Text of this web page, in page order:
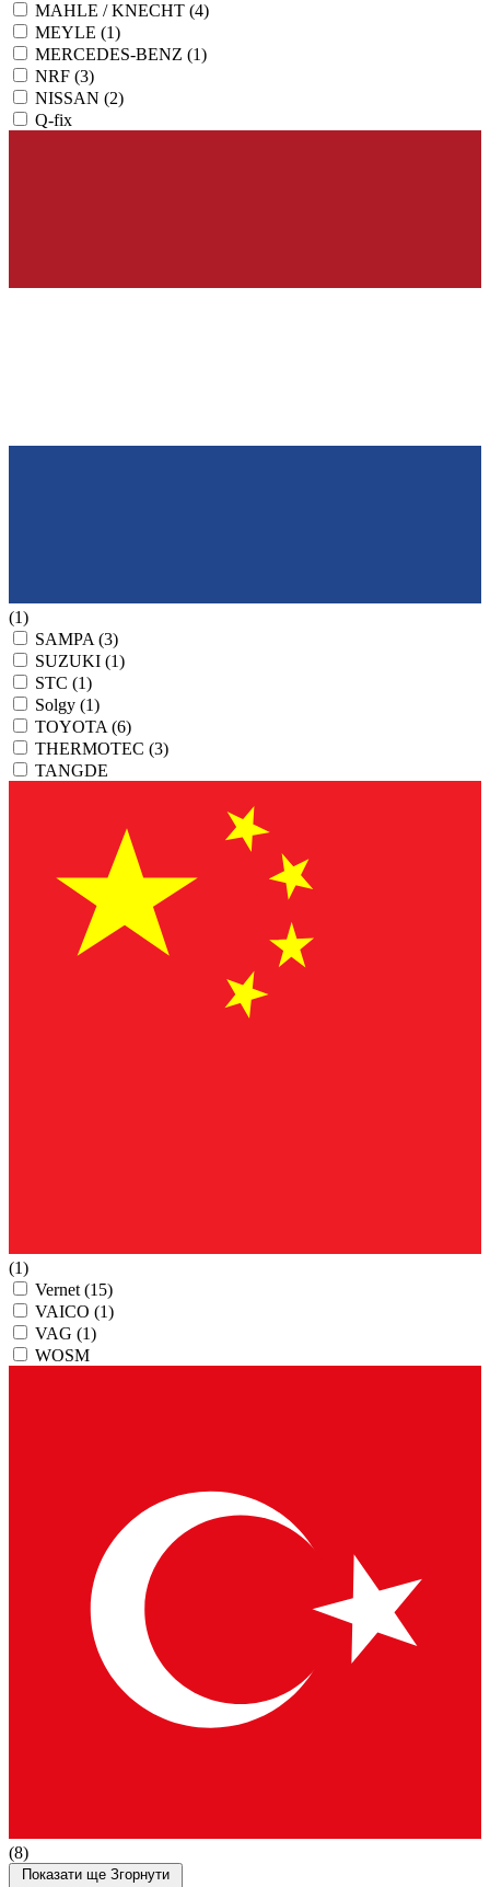
MAHLE / KNECHT (4)
MEYLE (1)
MERCEDES-BENZ (1)
NRF (3)
NISSAN (2)
Q-fix
(1)
SAMPA (3)
SUZUKI (1)
STC (1)
Solgy (1)
TOYOTA (6)
THERMOTEC (3)
TANGDE
(1)
Vernet (15)
VAICO (1)
VAG (1)
WOSM
(8)
Показати ще Згорнути